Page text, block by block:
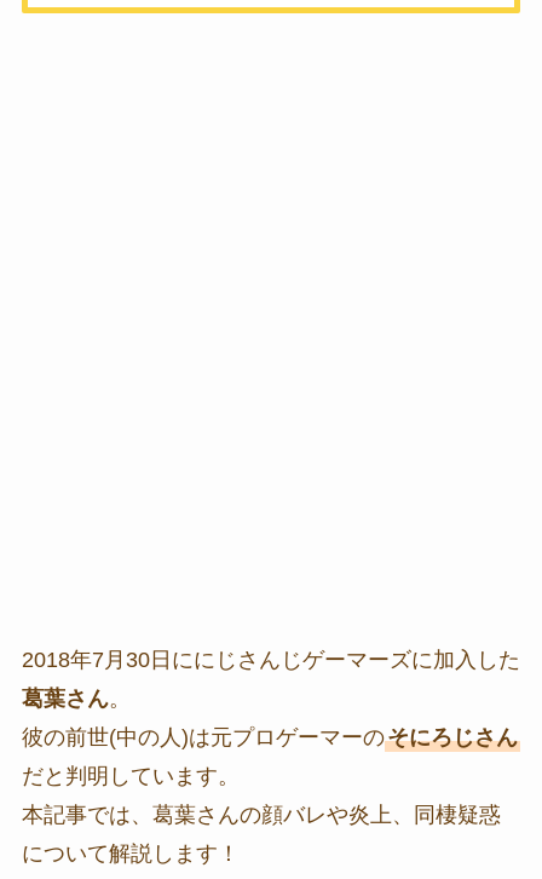
2018年7月30日ににじさんじゲーマーズに加入した
葛葉さん。
彼の前世(中の人)は元プロゲーマーのそにろじさん
だと判明しています。
本記事では、葛葉さんの顔バレや炎上、同棲疑惑
について解説します！